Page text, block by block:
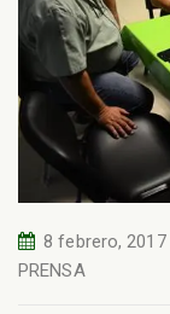
8 febrero, 2017
PRENSA